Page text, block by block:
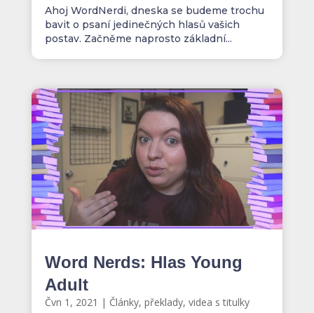
Ahoj WordNerdi, dneska se budeme trochu
bavit o psaní jedinečných hlasů vašich
postav. Začněme naprosto základní...
Word Nerds: Hlas Young
Adult
Čvn 1, 2021 | Články, překlady, videa s titulky